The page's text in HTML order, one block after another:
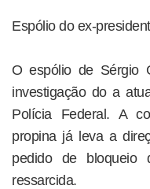
Espólio do ex-
O espólio de Sérgio
investigação do a
Polícia Federal. A
propina já leva a
pedido de
ressarcida.